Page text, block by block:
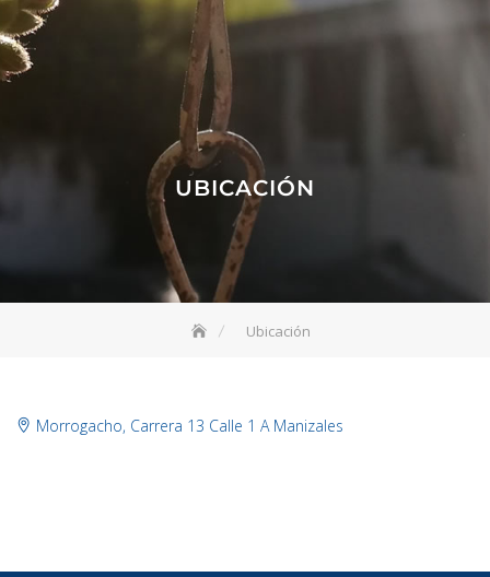
UBICACIÓN
Ubicación
Morrogacho, Carrera 13 Calle 1 A Manizales